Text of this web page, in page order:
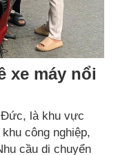
xe máy nổi
Đức, là khu vực
công nghiệp,
cầu di chuyển